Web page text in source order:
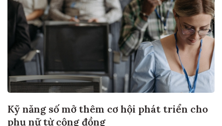
Kỹ năng số mở thêm cơ hội phát triển cho
phụ nữ từ cộng đồng